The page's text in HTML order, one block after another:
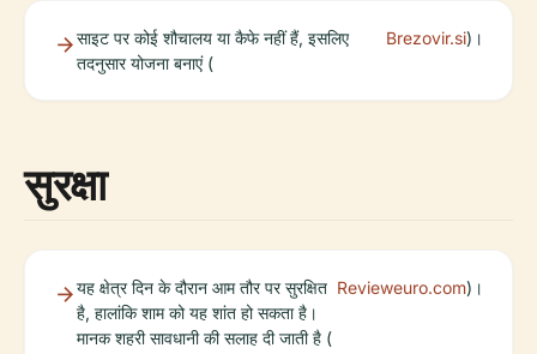
साइट पर कोई शौचालय या कैफे नहीं हैं, इसलिए
तदनुसार योजना बनाएं (
Brezovir.si)।
सुरक्षा
यह क्षेत्र दिन के दौरान आम तौर पर सुरक्षित
है, हालांकि शाम को यह शांत हो सकता है।
मानक शहरी सावधानी की सलाह दी जाती है (
Revieweuro.com)।